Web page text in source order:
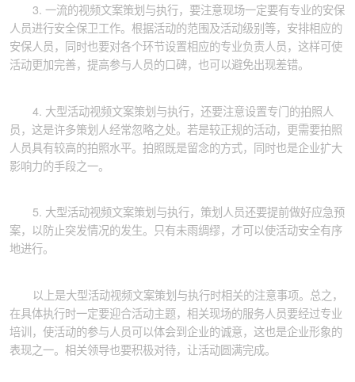
3. 一流的视频文案策划与执行，要注意现场一定要有专业的安保
人员进行安全保卫工作。根据活动的范围及活动级别等，安排相应的
安保人员，同时也要对各个环节设置相应的专业负责人员，这样可使
活动更加完善，提高参与人员的口碑，也可以避免出现差错。
4. 大型活动视频文案策划与执行，还要注意设置专门的拍照人
员，这是许多策划人经常忽略之处。若是较正规的活动，更需要拍照
人员具有较高的拍照水平。拍照既是留念的方式，同时也是企业扩大
影响力的手段之一。
5. 大型活动视频文案策划与执行，策划人员还要提前做好应急预
案，以防止突发情况的发生。只有未雨绸缪，才可以使活动安全有序
地进行。
以上是大型活动视频文案策划与执行时相关的注意事项。总之，
在具体执行时一定要迎合活动主题，相关现场的服务人员要经过专业
培训，使活动的参与人员可以体会到企业的诚意，这也是企业形象的
表现之一。相关领导也要积极对待，让活动圆满完成。